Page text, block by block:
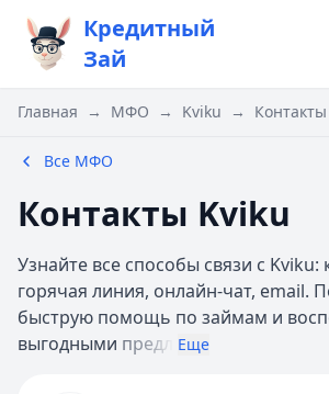
Кредитный
Зай
Главная → МФО → Kviku → Контакты
Все МФО
Контакты Kviku
Узнайте все способы связи с Kviku:
горячая линия, онлайн-чат, email.
быструю помощь по займам и
выгодными предл Еще